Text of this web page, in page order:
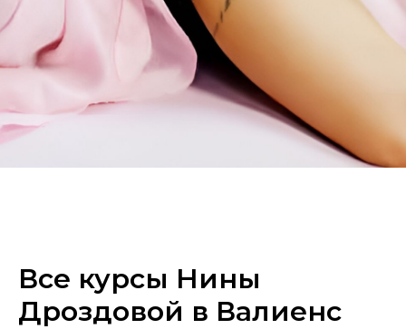
Все курсы Нины
Дроздовой в Валиенс